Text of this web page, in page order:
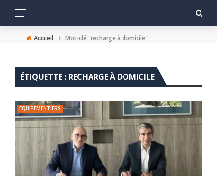
Accueil › Mot-clé "recharge à domicile"
ÉTIQUETTE : RECHARGE À DOMICILE
ÉQUIPEMENTIERS